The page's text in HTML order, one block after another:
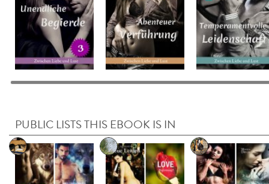
PUBLIC LISTS THIS EBOOK IS IN